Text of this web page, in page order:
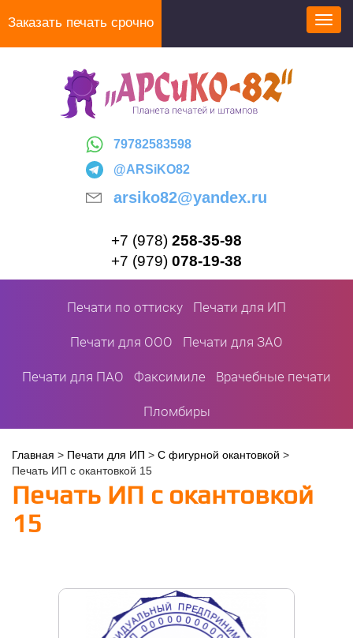
Заказать печать срочно
79782583598
@ARSiKO82
arsiko82@yandex.ru
+7 (978) 258-35-98
+7 (979) 078-19-38
Печати по оттиску Печати для ИП
Печати для ООО Печати для ЗАО
Печати для ПАО Факсимиле Врачебные печати
Пломбиры
Вы
здесь
Главная > Печати для ИП > С фигурной окантовкой >
Печать ИП с окантовкой 15
Печать ИП с окантовкой
15